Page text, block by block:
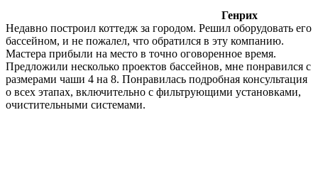
Генрих
Недавно построил коттедж за городом. Решил оборудовать его
бассейном, и не пожалел, что обратился в эту компанию.
Мастера прибыли на место в точно оговоренное время.
Предложили несколько проектов бассейнов, мне понравился с
размерами чаши 4 на 8. Понравилась подробная консультация
о всех этапах, включительно с фильтрующими установками,
очистительными системами.